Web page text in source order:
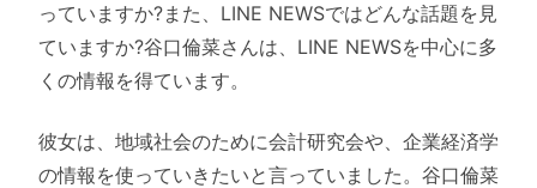
っていますか?また、LINE NEWSではどんな話題を見
ていますか?谷口倫菜さんは、LINE NEWSを中心に多
くの情報を得ています。
彼女は、地域社会のために会計研究会や、企業経済学
の情報を使っていきたいと言っていました。谷口倫菜